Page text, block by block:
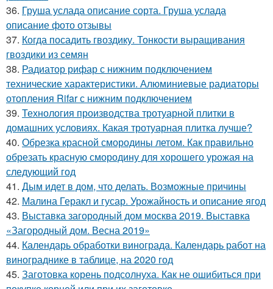
36. Груша услада описание сорта. Груша услада
описание фото отзывы
37. Когда посадить гвоздику. Тонкости выращивания
гвоздики из семян
38. Радиатор рифар с нижним подключением
технические характеристики. Алюминиевые радиаторы
отопления Rifar с нижним подключением
39. Технология производства тротуарной плитки в
домашних условиях. Какая тротуарная плитка лучше?
40. Обрезка красной смородины летом. Как правильно
обрезать красную смородину для хорошего урожая на
следующий год
41. Дым идет в дом, что делать. Возможные причины
42. Малина Геракл и гусар. Урожайность и описание ягод
43. Выставка загородный дом москва 2019. Выставка
«Загородный дом. Весна 2019»
44. Календарь обработки винограда. Календарь работ на
винограднике в таблице, на 2020 год
45. Заготовка корень подсолнуха. Как не ошибиться при